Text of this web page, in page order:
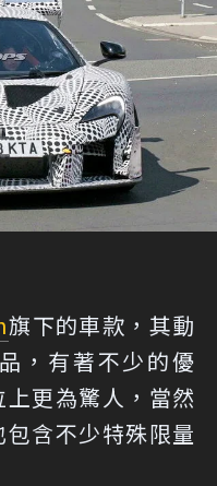
旗下的車款，其動
，有著不少的優
更為驚人，當然
含不少特殊限量